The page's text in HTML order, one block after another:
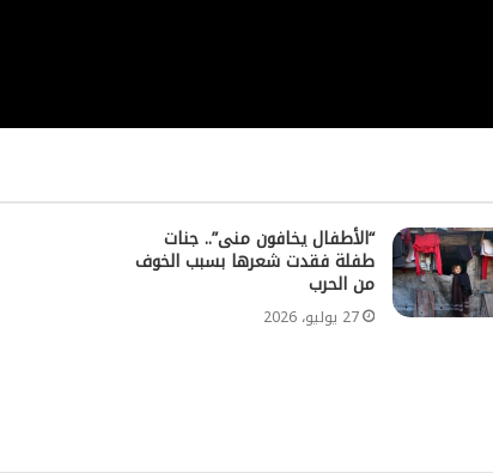
“الأطفال يخافون منى”.. جنات
طفلة فقدت شعرها بسبب الخوف
من الحرب
27 يوليو، 2026